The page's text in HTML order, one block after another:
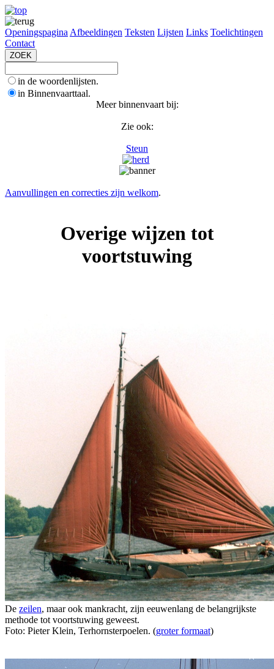
Openingspagina Afbeeldingen Teksten Lijsten Links Toelichtingen
Contact
in de woordenlijsten.
in Binnenvaarttaal.
Meer binnenvaart bij:
Zie ook:
Steun
Aanvullingen en correcties zijn welkom.
Overige wijzen tot
voortstuwing
De zeilen, maar ook mankracht, zijn eeuwenlang de belangrijkste
methode tot voortstuwing geweest.
Foto: Pieter Klein, Terhornsterpoelen. (groter formaat)